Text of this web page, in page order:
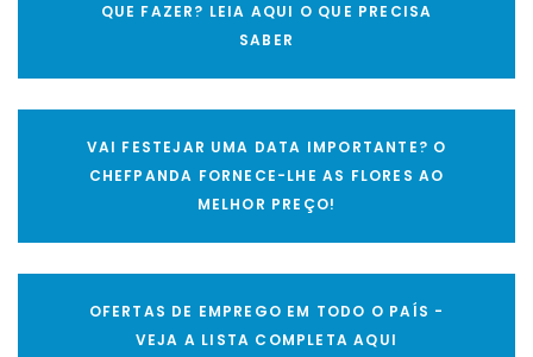
QUE FAZER? LEIA AQUI O QUE PRECISA
SABER
VAI FESTEJAR UMA DATA IMPORTANTE? O
CHEFPANDA FORNECE-LHE AS FLORES AO
MELHOR PREÇO!
OFERTAS DE EMPREGO EM TODO O PAÍS -
VEJA A LISTA COMPLETA AQUI